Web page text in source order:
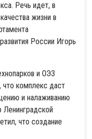
Речь идет, в
жизни в
России Игорь
и ОЭЗ
комплекс даст
и налаживанию
Ленинградской
что создание